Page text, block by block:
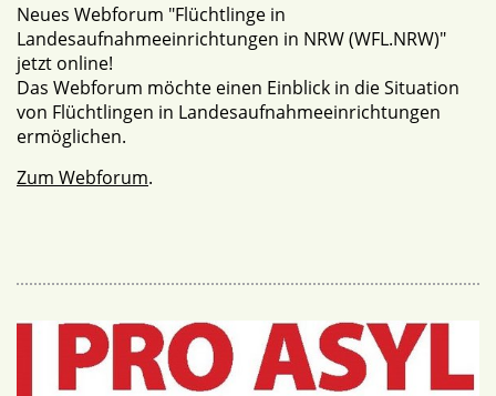
Neues Webforum "Flüchtlinge in
Landesaufnahmeeinrichtungen in NRW (WFL.NRW)"
jetzt online!
Das Webforum möchte einen Einblick in die Situation
von Flüchtlingen in Landesaufnahmeeinrichtungen
ermöglichen.
Zum Webforum.